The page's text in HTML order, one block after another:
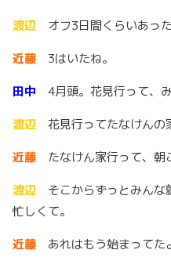
渡辺
オフ3日間くらいあっ
近藤
3はいたね。
田中
4月頭。花見行って、み
渡辺
花見行ってたなけんの
近藤
たなけん家行って、朝
渡辺
そこからずっとみん
忙しくて。
近藤
あれはもう始まってた